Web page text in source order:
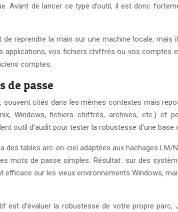
Avant de lancer ce type d’outil, il est donc
reprendre la main sur une machine locale,
vos fichiers chiffrés ou vos comptes
comptes.
de passe
cités dans les mêmes contextes mais
Windows, fichiers chiffrés, archives, etc.) et
outil d’audit pour tester la robustesse d’une
tables arc-en-ciel adaptées aux hachages LM/
mots de passe simples. Résultat : sur des
sur les vieux environnements Windows,
d’évaluer la robustesse de votre propre